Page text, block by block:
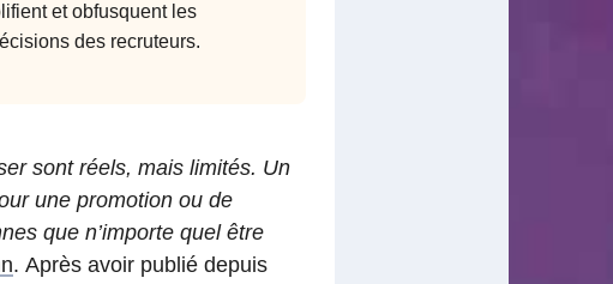
et obfusquent les
des recruteurs.
sont réels, mais limités. Un
une promotion ou de
que n’importe quel être
. Après avoir publié depuis